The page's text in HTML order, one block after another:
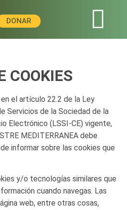
DONAR
COOKIES
el artículo 22.2 de la Ley
Servicios de la Sociedad de la
Electrónico (LSSI-CE) vigente,
MEDITERRANEA debe
de informar sobre las cookies que
y/o tecnologías similares que
cuando navegas. Las
web, entre otras cosas,